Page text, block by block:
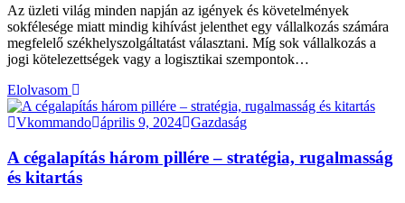
Az üzleti világ minden napján az igények és követelmények
sokfélesége miatt mindig kihívást jelenthet egy vállalkozás számára
megfelelő székhelyszolgáltatást választani. Míg sok vállalkozás a
jogi kötelezettségek vagy a logisztikai szempontok…
Elolvasom
Vkommando április 9, 2024 Gazdaság
A cégalapítás három pillére – stratégia, rugalmasság
és kitartás